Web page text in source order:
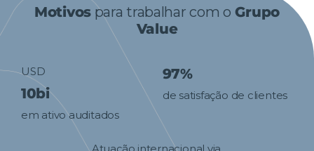
Motivos para trabalhar com o Grupo
Value
USD
10bi
em ativo auditados
97%
de satisfação de clientes